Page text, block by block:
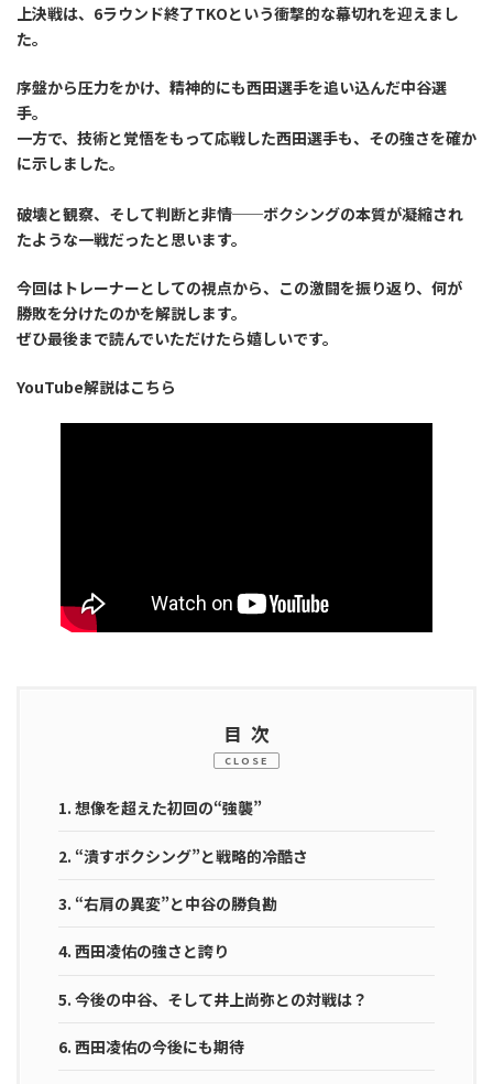
上決戦は、6ラウンド終了TKOという衝撃的な幕切れを迎えまし
た。
序盤から圧力をかけ、精神的にも西田選手を追い込んだ中谷選
手。
一方で、技術と覚悟をもって応戦した西田選手も、その強さを確か
に示しました。
破壊と観察、そして判断と非情──ボクシングの本質が凝縮され
たような一戦だったと思います。
今回はトレーナーとしての視点から、この激闘を振り返り、何が
勝敗を分けたのかを解説します。
ぜひ最後まで読んでいただけたら嬉しいです。
YouTube解説はこちら
目次
CLOSE
1. 想像を超えた初回の“強襲”
2. “潰すボクシング”と戦略的冷酷さ
3. “右肩の異変”と中谷の勝負勘
4. 西田凌佑の強さと誇り
5. 今後の中谷、そして井上尚弥との対戦は？
6. 西田凌佑の今後にも期待